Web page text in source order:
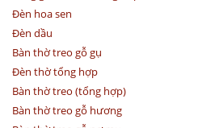
Đèn hoa sen
Đèn dầu
Bàn thờ treo gỗ gụ
Đèn thờ tổng hợp
Bàn thờ treo (tổng hợp)
Bàn thờ treo gỗ hương